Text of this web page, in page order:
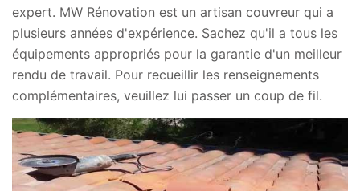
expert. MW Rénovation est un artisan couvreur qui a
plusieurs années d'expérience. Sachez qu'il a tous les
équipements appropriés pour la garantie d'un meilleur
rendu de travail. Pour recueillir les renseignements
complémentaires, veuillez lui passer un coup de fil.